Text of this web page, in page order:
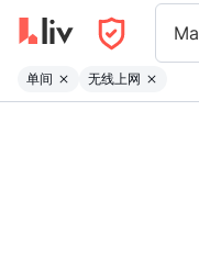
单间 无线上网